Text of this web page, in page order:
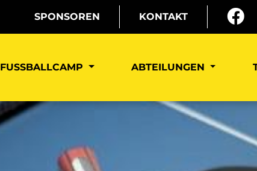
SPONSOREN KONTAKT
FUSSBALLCAMP ABTEILUNGEN